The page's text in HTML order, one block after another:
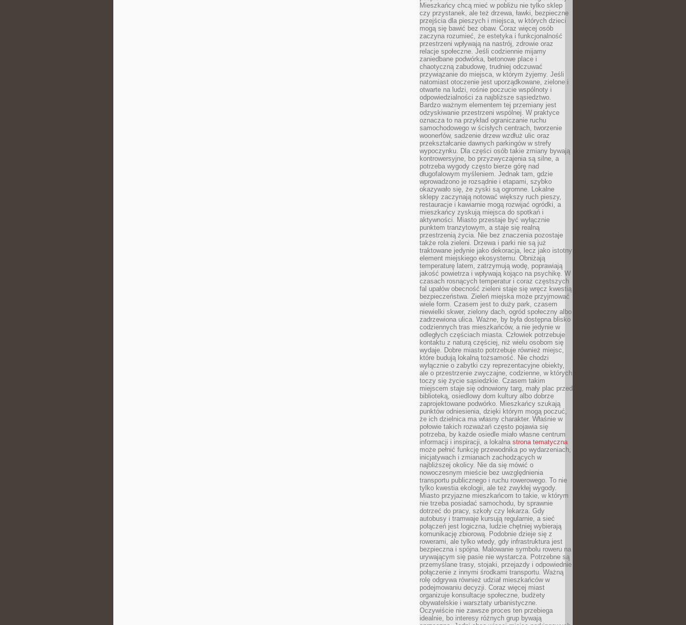
Mieszkańcy chcą mieć w pobliżu nie tylko sklep
czy przystanek, ale też drzewa, ławki, bezpieczne
przejścia dla pieszych i miejsca, w których dzieci
mogą się bawić bez obaw. Coraz więcej osób
zaczyna rozumieć, że estetyka i funkcjonalność
przestrzeni wpływają na nastrój, zdrowie oraz
relacje społeczne. Jeśli codziennie mijamy
zaniedbane podwórka, betonowe place i
chaotyczną zabudowę, trudniej odczuwać
przywiązanie do miejsca, w którym żyjemy. Jeśli
natomiast otoczenie jest uporządkowane, zielone i
otwarte na ludzi, rośnie poczucie wspólnoty i
odpowiedzialności za najbliższe sąsiedztwo.
Bardzo ważnym elementem tej przemiany jest
odzyskiwanie przestrzeni wspólnej. W praktyce
oznacza to na przykład ograniczanie ruchu
samochodowego w ścisłych centrach, tworzenie
woonerfów, sadzenie drzew wzdłuż ulic oraz
przekształcanie dawnych parkingów w strefy
wypoczynku. Dla części osób takie zmiany bywają
kontrowersyjne, bo przyzwyczajenia są silne, a
potrzeba wygody często bierze górę nad
długofalowym myśleniem. Jednak tam, gdzie
wprowadzono je rozsądnie i etapami, szybko
okazywało się, że zyski są ogromne. Lokalne
sklepy zaczynają notować większy ruch pieszy,
restauracje i kawiarnie mogą rozwijać ogródki, a
mieszkańcy zyskują miejsca do spotkań i
aktywności. Miasto przestaje być wyłącznie
punktem tranzytowym, a staje się realną
przestrzenią życia. Nie bez znaczenia pozostaje
także rola zieleni. Drzewa i parki nie są już
traktowane jedynie jako dekoracja, lecz jako istotny
element miejskiego ekosystemu. Obniżają
temperaturę latem, zatrzymują wodę, poprawiają
jakość powietrza i wpływają kojąco na psychikę. W
czasach rosnących temperatur i coraz częstszych
fal upałów obecność zieleni staje się wręcz kwestią
bezpieczeństwa. Zieleń miejska może przyjmować
wiele form. Czasem jest to duży park, czasem
niewielki skwer, zielony dach, ogród społeczny albo
zadrzewiona ulica. Ważne, by była dostępna blisko
codziennych tras mieszkańców, a nie jedynie w
odległych częściach miasta. Człowiek potrzebuje
kontaktu z naturą częściej, niż wielu osobom się
wydaje. Dobre miasto potrzebuje również miejsc,
które budują lokalną tożsamość. Nie chodzi
wyłącznie o zabytki czy reprezentacyjne obiekty,
ale o przestrzenie zwyczajne, codzienne, w których
toczy się życie sąsiedzkie. Czasem takim
miejscem staje się odnowiony targ, mały plac przed
biblioteką, osiedlowy dom kultury albo dobrze
zaprojektowane podwórko. Mieszkańcy szukają
punktów odniesienia, dzięki którym mogą poczuć,
że ich dzielnica ma własny charakter. Właśnie w
połowie takich rozważań często pojawia się
potrzeba, by każde osiedle miało własne centrum
informacji i inspiracji, a lokalna strona tematyczna
może pełnić funkcję przewodnika po wydarzeniach,
inicjatywach i zmianach zachodzących w
najbliższej okolicy. Nie da się mówić o
nowoczesnym mieście bez uwzględnienia
transportu publicznego i ruchu rowerowego. To nie
tylko kwestia ekologii, ale też zwykłej wygody.
Miasto przyjazne mieszkańcom to takie, w którym
nie trzeba posiadać samochodu, by sprawnie
dotrzeć do pracy, szkoły czy lekarza. Gdy
autobusy i tramwaje kursują regularnie, a sieć
połączeń jest logiczna, ludzie chętniej wybierają
komunikację zbiorową. Podobnie dzieje się z
rowerami, ale tylko wtedy, gdy infrastruktura jest
bezpieczna i spójna. Malowanie symbolu roweru na
urywającym się pasie nie wystarcza. Potrzebne są
przemyślane trasy, stojaki, przejazdy i odpowiednie
połączenie z innymi środkami transportu. Ważną
rolę odgrywa również udział mieszkańców w
podejmowaniu decyzji. Coraz więcej miast
organizuje konsultacje społeczne, budżety
obywatelskie i warsztaty urbanistyczne.
Oczywiście nie zawsze proces ten przebiega
idealnie, bo interesy różnych grup bywają